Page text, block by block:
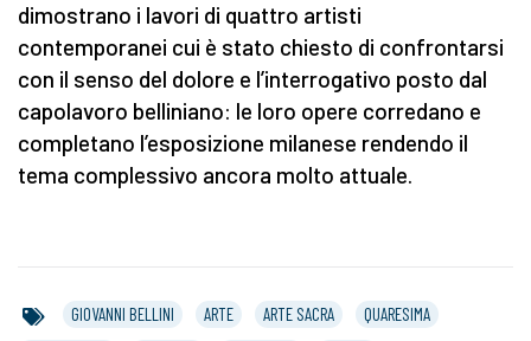
dimostrano i lavori di quattro artisti
contemporanei cui è stato chiesto di confrontarsi
con il senso del dolore e l’interrogativo posto dal
capolavoro belliniano: le loro opere corredano e
completano l’esposizione milanese rendendo il
tema complessivo ancora molto attuale.
GIOVANNI BELLINI ARTE ARTE SACRA
QUARESIMA